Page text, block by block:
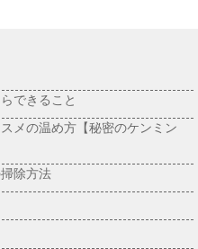
できること
メの温め方【秘密のケンミン
除方法